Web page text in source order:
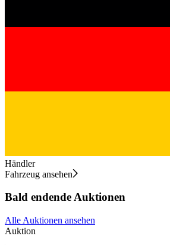
Händler
Fahrzeug ansehen
Bald endende Auktionen
Alle Auktionen ansehen
Auktion